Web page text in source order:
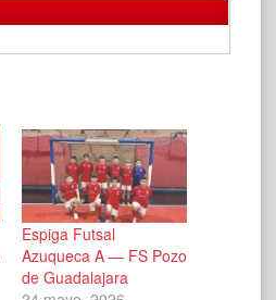
Espiga Futsal
Azuqueca A — FS Pozo
de Guadalajara